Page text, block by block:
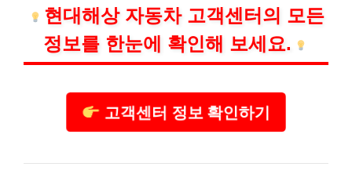
현대해상 자동차 고객센터의 모든
정보를 한눈에 확인해 보세요.
고객센터 정보 확인하기